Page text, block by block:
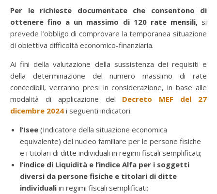
Per le richieste documentate che consentono di
ottenere fino a un massimo di 120 rate mensili, si
prevede l’obbligo di comprovare la temporanea situazione
di obiettiva difficoltà economico-finanziaria.
Ai fini della valutazione della sussistenza dei requisiti e
della determinazione del numero massimo di rate
concedibili, verranno presi in considerazione, in base alle
modalità di applicazione del
Decreto MEF del 27
dicembre 2024 i seguenti indicatori:
l’Isee (Indicatore della situazione economica
equivalente) del nucleo familiare per le persone fisiche
e i titolari di ditte individuali in regimi fiscali semplificati;
l’indice di Liquidità e l’indice Alfa per i soggetti
diversi da persone fisiche e titolari di ditte
individuali in regimi fiscali semplificati;